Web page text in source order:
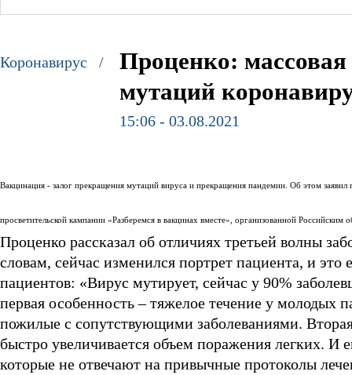
Коронавирус /
Проценко:
мутаций
15:06 - 03.08.2021
Вакцинация - залог прекращения мутаций вируса и прекращения пандемии. Об этом
просветительской кампании «Разберемся в вакцинах вместе», организованной
Проценко рассказал об отличиях третьей волны
словам, сейчас изменился портрет пациента, и
пациентов: «Вирус мутирует, сейчас у 90%
первая особенность – тяжелое течение у молодых
пожилые с сопутствующими заболеваниями.
быстро увеличивается объем поражения легких. И
которые не отвечают на привычные протоколы